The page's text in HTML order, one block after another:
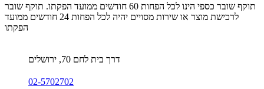
תוקף שובר כספי הינו לכל הפחות 60 חודשים ממועד הפקתו. תוקף שובר
לרכישת מוצר או שירות מסויים יהיה לכל הפחות 24 חודשים ממועד
הפקתו
דרך בית לחם 70, ירושלים
02-5702702